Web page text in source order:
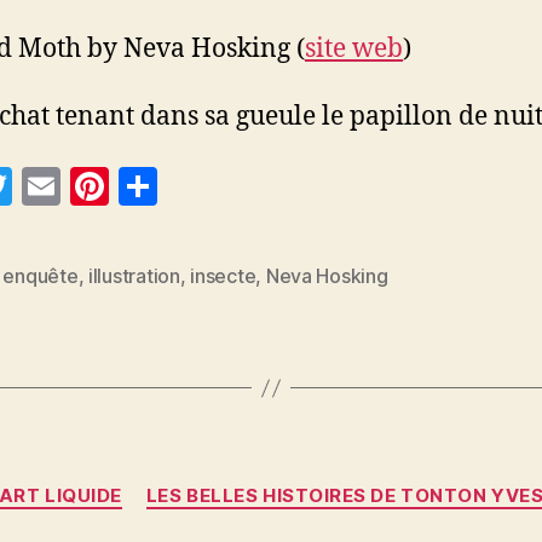
Moth by Neva Hosking (site web)
tenant dans sa gueule le papillon de nuit
T
itt
er
E
ai
Pi
er rt
er
enquête, illustration, insecte, Neva Hosking
Catégories
ART LIQUIDE LES BELLES HISTOIRES DE TONTON